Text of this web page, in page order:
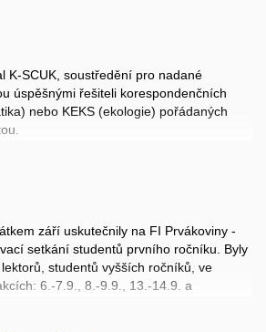
tsd2016/index.html
K-SCUK, soustředění pro nadané
úspěšnými řešiteli korespondenčních
nebo KEKS (ekologie) pořádaných
září uskutečnily na FI Prvákoviny -
setkání studentů prvního ročníku. Byly
studentů vyšších ročníků, ve
6.-7.9., 8.-9.9., 13.-14.9. a
množství informací o studiu na fakultě,